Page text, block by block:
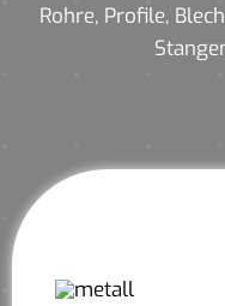
Rohre, Profile,